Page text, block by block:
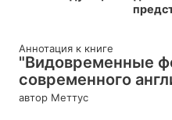
Аннотация к книге
"Видовременные
современного
автор Меттус